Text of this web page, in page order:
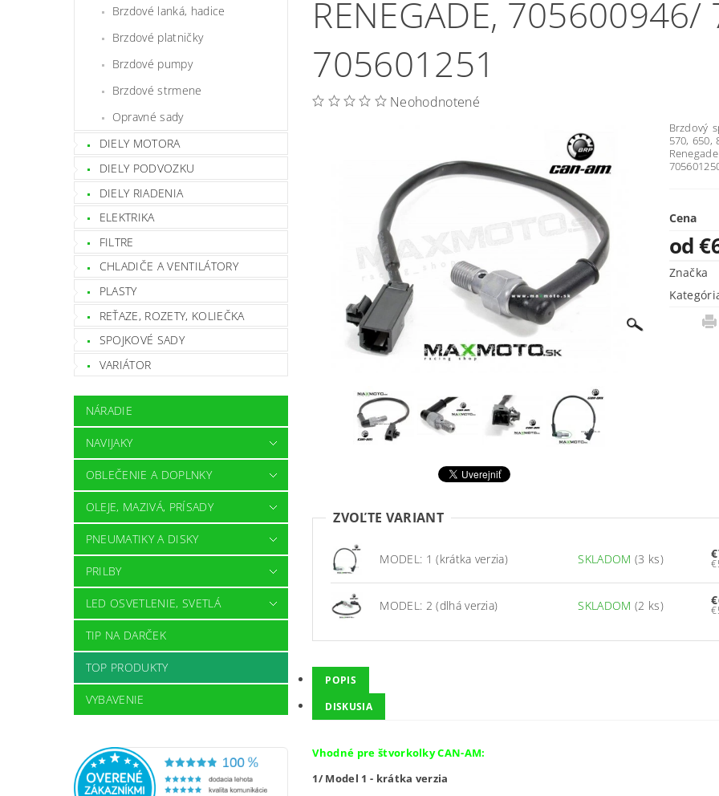
Brzdové lanká, hadice
Brzdové platničky
Brzdové pumpy
Brzdové strmene
Opravné sady
DIELY MOTORA
DIELY PODVOZKU
DIELY RIADENIA
ELEKTRIKA
FILTRE
CHLADIČE A VENTILÁTORY
PLASTY
REŤAZE, ROZETY, KOLIEČKA
SPOJKOVÉ SADY
VARIÁTOR
NÁRADIE
NAVIJAKY
OBLEČENIE A DOPLNKY
OLEJE, MAZIVÁ, PRÍSADY
PNEUMATIKY A DISKY
PRILBY
LED OSVETLENIE, SVETLÁ
TIP NA DARČEK
TOP PRODUKTY
VYBAVENIE
RENEGADE,
705601251
Neohodnotené
Brzdový
570, 650,
Cena
od
Značka
ZVOĽTE VARIANT
MODEL: 1 (krátka verzia) SKLADOM (3 ks)
MODEL: 2 (dlhá verzia) SKLADOM (2 ks)
POPIS
DISKUSIA
Vhodné pre štvorkolky CAN-AM:
1/ Model 1 - krátka verzia